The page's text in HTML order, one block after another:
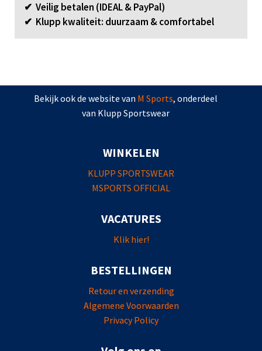
✔ Veilig betalen (IDEAL & PayPal)
✔ Klupp kwaliteit: duurzaam & comfortabel
Bekijk ook de website van M Sports, onderdeel
van Klupp Sportswear
WINKELEN
KLUPP SPORTSWEAR
MSPORTS OFFICIAL
VACATURES
Klik hier!
BESTELLINGEN
Retour en verzending
Algemene Voorwaarden
Privacy Policy